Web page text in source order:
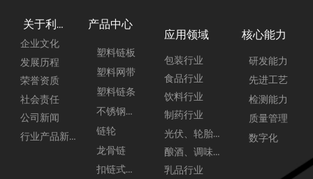
塑料链板
塑料网带
塑料链条
不锈钢链板
链轮
龙骨链
扣链式链板
关于利来 产品中心
企业文化
发展历程
荣誉资质
社会责任
公司新闻
行业产品新闻
核心能力
研发能力
先进工艺
检测能力
质量管理
数字化
应用领域
包装行业
食品行业
饮料行业
制药行业
光伏、轮胎行业
酿酒、调味品行业
乳品行业